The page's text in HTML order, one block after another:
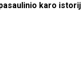
karo